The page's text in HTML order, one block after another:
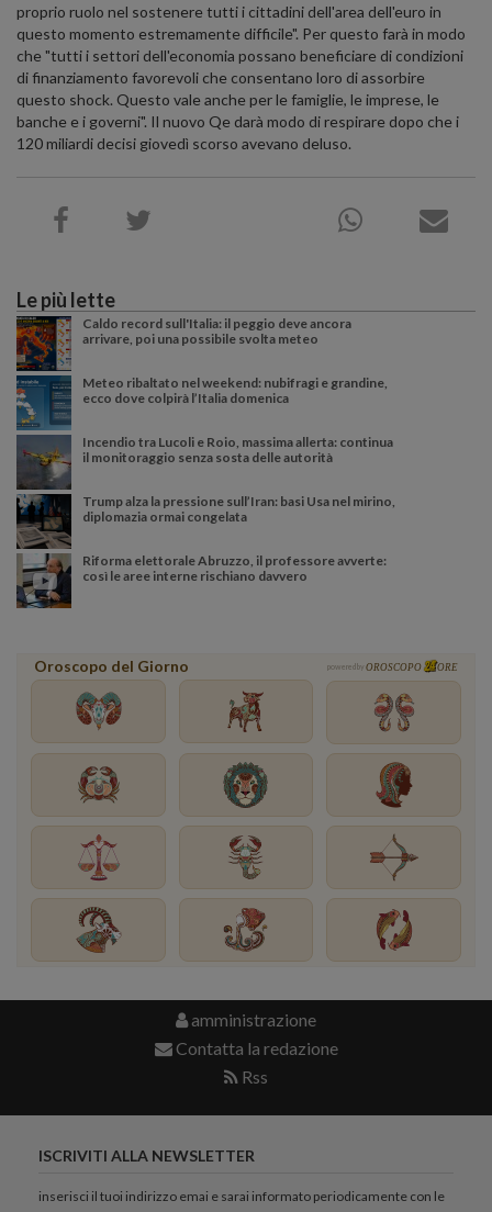
proprio ruolo nel sostenere tutti i cittadini dell'area dell'euro in
questo momento estremamente difficile". Per questo farà in modo
che "tutti i settori dell'economia possano beneficiare di condizioni
di finanziamento favorevoli che consentano loro di assorbire
questo shock. Questo vale anche per le famiglie, le imprese, le
banche e i governi". Il nuovo Qe darà modo di respirare dopo che i
120 miliardi decisi giovedì scorso avevano deluso.
Le più lette
Caldo record sull'Italia: il peggio deve ancora
arrivare, poi una possibile svolta meteo
Meteo ribaltato nel weekend: nubifragi e grandine,
ecco dove colpirà l’Italia domenica
Incendio tra Lucoli e Roio, massima allerta: continua
il monitoraggio senza sosta delle autorità
Trump alza la pressione sull’Iran: basi Usa nel mirino,
diplomazia ormai congelata
Riforma elettorale Abruzzo, il professore avverte:
così le aree interne rischiano davvero
Oroscopo del Giorno powered by OROSCOPO ORE
amministrazione
Contatta la redazione
Rss
ISCRIVITI ALLA NEWSLETTER
inserisci il tuoi indirizzo emai e sarai informato periodicamente con le